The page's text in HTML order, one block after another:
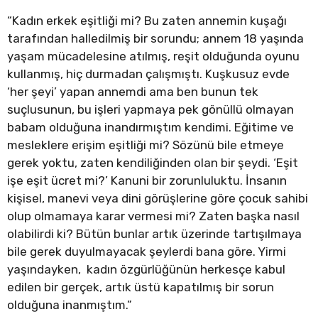
“Kadın erkek eşitliği mi? Bu zaten annemin kuşağı
tarafından halledilmiş bir sorundu; annem 18 yaşında
yaşam mücadelesine atılmış, reşit olduğunda oyunu
kullanmış, hiç durmadan çalışmıştı. Kuşkusuz evde
‘her şeyi’ yapan annemdi ama ben bunun tek
suçlusunun, bu işleri yapmaya pek gönüllü olmayan
babam olduğuna inandırmıştım kendimi. Eğitime ve
mesleklere erişim eşitliği mi? Sözünü bile etmeye
gerek yoktu, zaten kendiliğinden olan bir şeydi. ‘Eşit
işe eşit ücret mi?’ Kanuni bir zorunluluktu. İnsanın
kişisel, manevi veya dini görüşlerine göre çocuk sahibi
olup olmamaya karar vermesi mi? Zaten başka nasıl
olabilirdi ki? Bütün bunlar artık üzerinde tartışılmaya
bile gerek duyulmayacak şeylerdi bana göre. Yirmi
yaşındayken, kadın özgürlüğünün herkesçe kabul
edilen bir gerçek, artık üstü kapatılmış bir sorun
olduğuna inanmıştım.”